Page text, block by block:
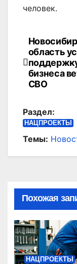
человек.
по
записям
область
бизнеса
СВО
Раздел:
НАЦПРОЕКТЫ
Темы:
Похожая
НАЦПРОЕКТЫ